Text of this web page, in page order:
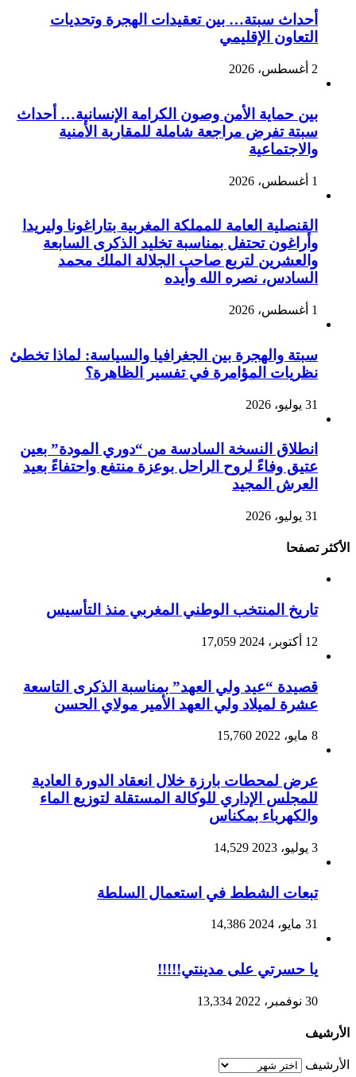
أحداث سبتة… بين تعقيدات الهجرة وتحديات
التعاون الإقليمي
2 أغسطس، 2026
بين حماية الأمن وصون الكرامة الإنسانية… أحداث
سبتة تفرض مراجعة شاملة للمقاربة الأمنية
والاجتماعية
1 أغسطس، 2026
القنصلية العامة للمملكة المغربية بتاراغونا وليريدا
وأراغون تحتفل بمناسبة تخليد الذكرى السابعة
والعشرين لتربع صاحب الجلالة الملك محمد
السادس، نصره الله وأيده
1 أغسطس، 2026
سبتة والهجرة بين الجغرافيا والسياسة: لماذا تخطئ
نظريات المؤامرة في تفسير الظاهرة؟
31 يوليو، 2026
انطلاق النسخة السادسة من “دوري المودة” بعين
عتيق وفاءً لروح الراحل بوعزة منتفع واحتفاءً بعيد
العرش المجيد
31 يوليو، 2026
الأكثر تصفحا
تاريخ المنتخب الوطني المغربي منذ التأسيس
12 أكتوبر، 2024 17,059
قصيدة “عيد ولي العهد” بمناسبة الذكرى التاسعة
عشرة لميلاد ولي العهد الأمير مولاي الحسن
8 مايو، 2022 15,760
عرض لمحطات بارزة خلال انعقاد الدورة العادية
للمجلس الإداري للوكالة المستقلة لتوزيع الماء
والكهرباء بمكناس
3 يوليو، 2023 14,529
تبعات الشطط في استعمال السلطة
31 مايو، 2024 14,386
يا حسرتي على مدينتي!!!!!
30 نوفمبر، 2022 13,334
الأرشيف
الأرشيف